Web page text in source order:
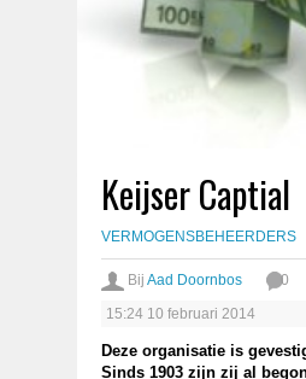
Keijser Captial
VERMOGENSBEHEERDERS
Bij Aad Doornbos 0
15:24 10 februari 2014
Deze organisatie is
Sinds 1903 zijn zij al